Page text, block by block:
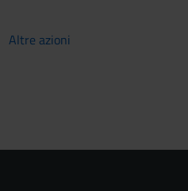
Altre azioni